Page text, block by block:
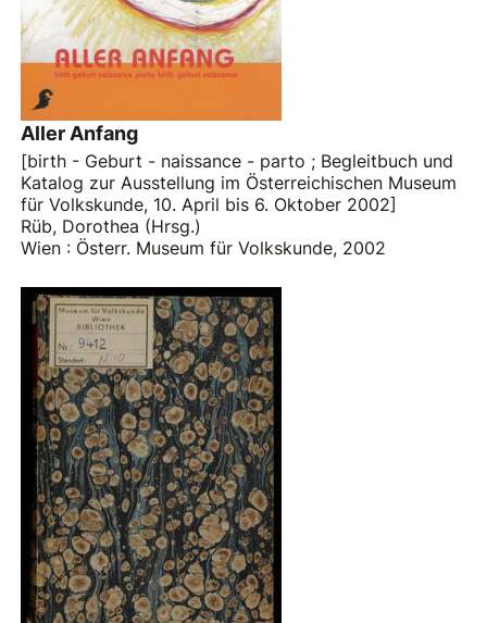
Aller Anfang
[birth - Geburt - naissance - parto ; Begleitbuch und
Katalog zur Ausstellung im Österreichischen Museum
für Volkskunde, 10. April bis 6. Oktober 2002]
Rüb, Dorothea (Hrsg.)
Wien : Österr. Museum für Volkskunde, 2002